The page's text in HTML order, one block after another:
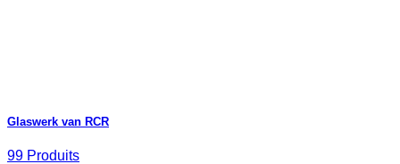
Glaswerk van RCR
99 Produits